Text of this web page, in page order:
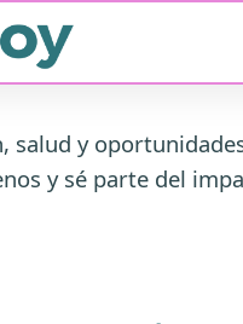
salud y
y sé parte del